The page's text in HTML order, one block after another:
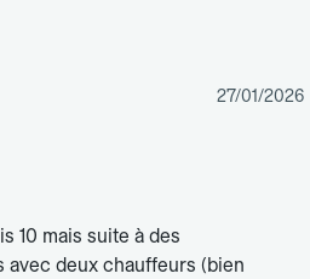
27/01/2026
10 mais suite à des
avec deux chauffeurs (bien